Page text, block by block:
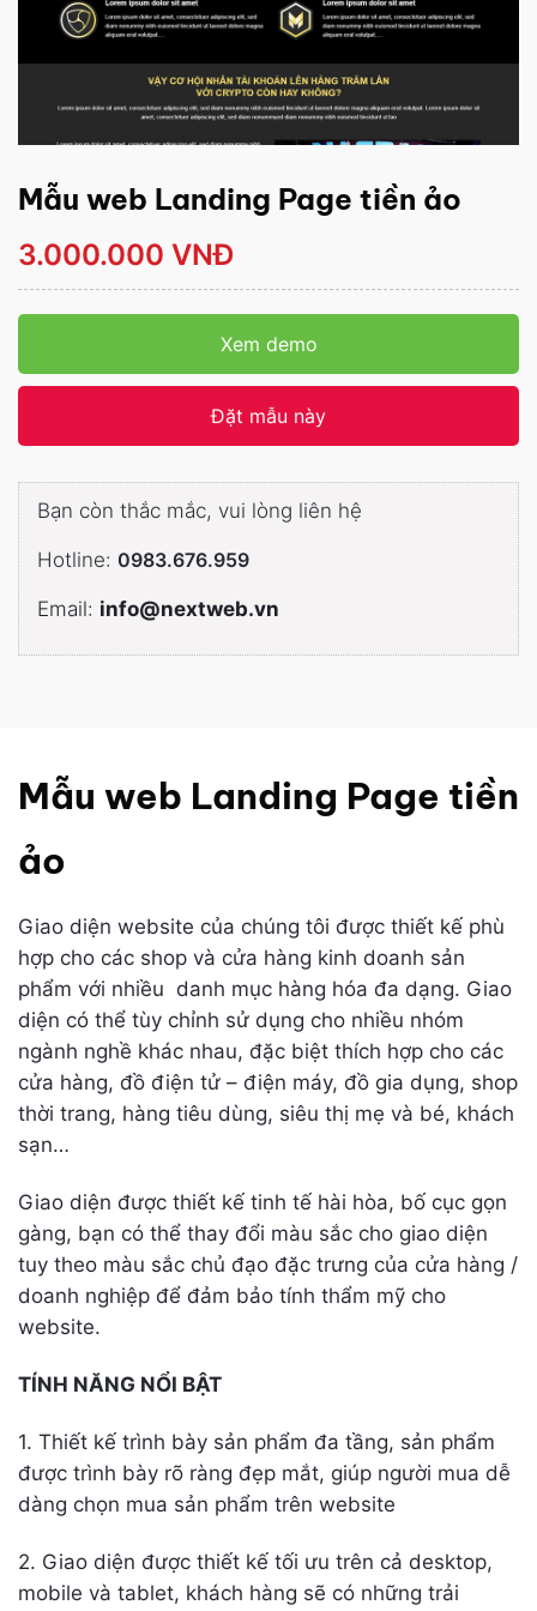
Mẫu web Landing Page tiền ảo
3.000.000 VNĐ
Xem demo
Đặt mẫu này
Bạn còn thắc mắc, vui lòng liên hệ
Hotline: 0983.676.959
Email: info@nextweb.vn
Mẫu web Landing Page tiền
ảo
Giao diện website của chúng tôi được thiết kế phù
hợp cho các shop và cửa hàng kinh doanh sản
phẩm với nhiều danh mục hàng hóa đa dạng. Giao
diện có thể tùy chỉnh sử dụng cho nhiều nhóm
ngành nghề khác nhau, đặc biệt thích hợp cho các
cửa hàng, đồ điện tử – điện máy, đồ gia dụng, shop
thời trang, hàng tiêu dùng, siêu thị mẹ và bé, khách
sạn…
Giao diện được thiết kế tinh tế hài hòa, bố cục gọn
gàng, bạn có thể thay đổi màu sắc cho giao diện
tuy theo màu sắc chủ đạo đặc trưng của cửa hàng /
doanh nghiệp để đảm bảo tính thẩm mỹ cho
website.
TÍNH NĂNG NỔI BẬT
1. Thiết kế trình bày sản phẩm đa tầng, sản phẩm
được trình bày rõ ràng đẹp mắt, giúp người mua dễ
dàng chọn mua sản phẩm trên website
2. Giao diện được thiết kế tối ưu trên cả desktop,
mobile và tablet, khách hàng sẽ có những trải